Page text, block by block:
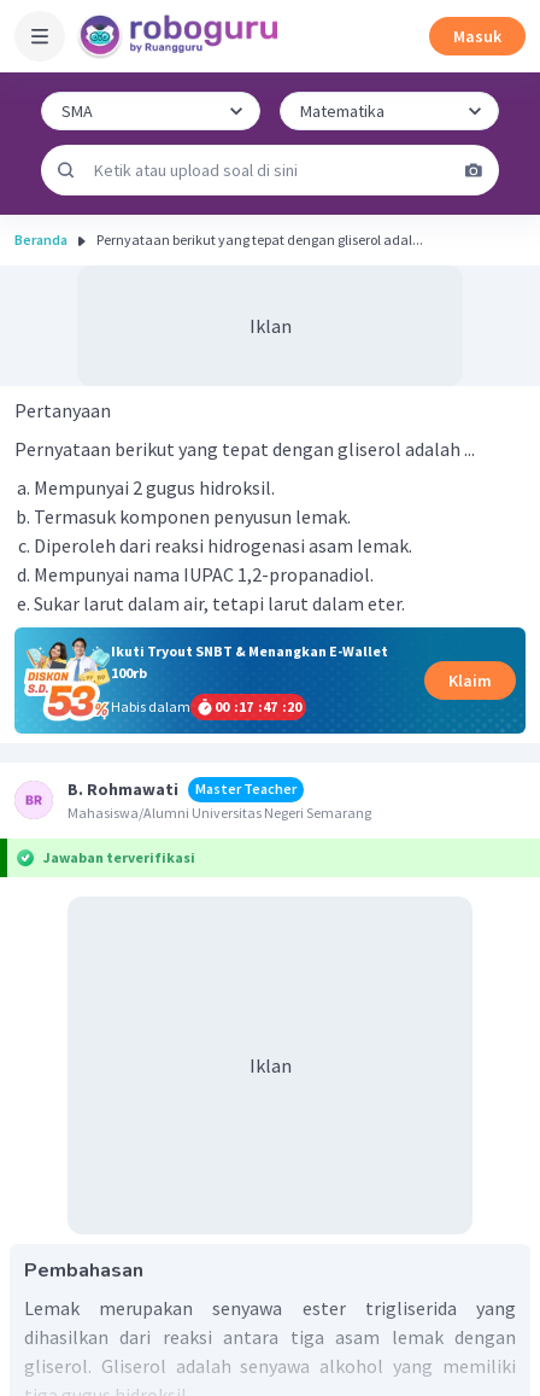
Masuk
Beranda Pernyataan berikut yang tepat dengan gliserol adal...
Iklan
Pertanyaan
Pernyataan berikut yang tepat dengan gliserol adalah ...
Mempunyai 2 gugus hidroksil.
Termasuk komponen penyusun lemak.
Diperoleh dari reaksi hidrogenasi asam Iemak.
Mempunyai nama IUPAC 1,2-propanadiol.
Sukar larut dalam air, tetapi larut dalam eter.
Ikuti Tryout SNBT & Menangkan E-Wallet
100rb
Habis dalam
00 :17 :47 :20
Klaim
B. Rohmawati
Master Teacher
Mahasiswa/Alumni Universitas Negeri Semarang
Jawaban terverifikasi
Iklan
Pembahasan
Lemak merupakan senyawa ester trigliserida yang
dihasilkan dari reaksi antara tiga asam lemak dengan
gliserol. Gliserol adalah senyawa alkohol yang memiliki